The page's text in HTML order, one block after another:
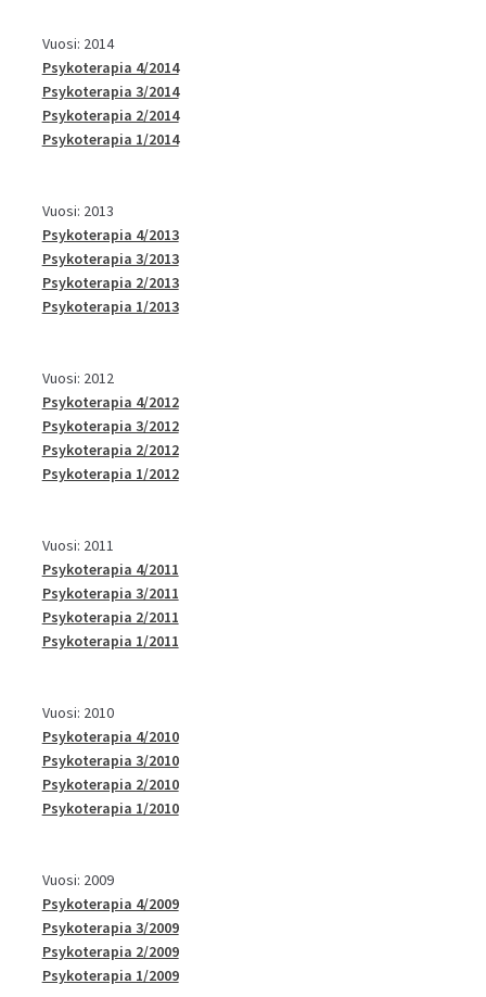
Vuosi: 2014
Psykoterapia 4/2014
Psykoterapia 3/2014
Psykoterapia 2/2014
Psykoterapia 1/2014
Vuosi: 2013
Psykoterapia 4/2013
Psykoterapia 3/2013
Psykoterapia 2/2013
Psykoterapia 1/2013
Vuosi: 2012
Psykoterapia 4/2012
Psykoterapia 3/2012
Psykoterapia 2/2012
Psykoterapia 1/2012
Vuosi: 2011
Psykoterapia 4/2011
Psykoterapia 3/2011
Psykoterapia 2/2011
Psykoterapia 1/2011
Vuosi: 2010
Psykoterapia 4/2010
Psykoterapia 3/2010
Psykoterapia 2/2010
Psykoterapia 1/2010
Vuosi: 2009
Psykoterapia 4/2009
Psykoterapia 3/2009
Psykoterapia 2/2009
Psykoterapia 1/2009